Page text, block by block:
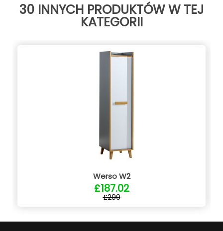
30 INNYCH PRODUKTÓW W TEJ
KATEGORII
Werso W2
£187.02
£299